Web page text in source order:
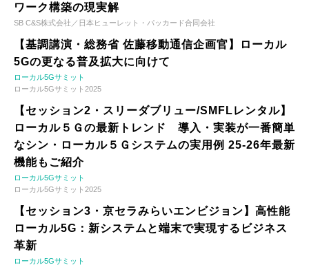
ワーク構築の現実解
SB C&S株式会社／日本ヒューレット・パッカード合同会社
【基調講演・総務省 佐藤移動通信企画官】ローカル
5Gの更なる普及拡大に向けて
ローカル5Gサミット
ローカル5Gサミット2025
【セッション2・スリーダブリュー/SMFLレンタル】
ローカル５Ｇの最新トレンド 導入・実装が一番簡単
なシン・ローカル５Ｇシステムの実用例 25-26年最新
機能もご紹介
ローカル5Gサミット
ローカル5Gサミット2025
【セッション3・京セラみらいエンビジョン】高性能
ローカル5G：新システムと端末で実現するビジネス
革新
ローカル5Gサミット